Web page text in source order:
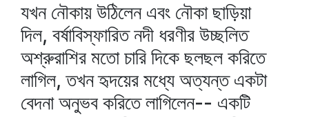
যখন নৌকায় উঠিলেন এবং নৌকা ছাড়িয়া
দিল, বর্ষাবিস্ফারিত নদী ধরণীর উচ্ছলিত
অশ্রুরাশির মতো চারি দিকে ছলছল করিতে
লাগিল, তখন হৃদয়ের মধ্যে অত্যন্ত একটা
বেদনা অনুভব করিতে লাগিলেন-- একটি